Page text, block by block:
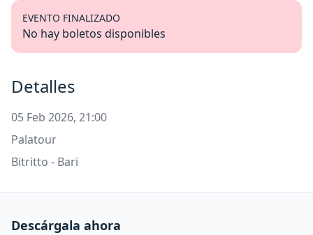
EVENTO FINALIZADO
No hay boletos disponibles
Detalles
05 Feb 2026, 21:00
Palatour
Bitritto - Bari
Descárgala ahora